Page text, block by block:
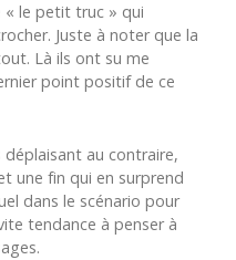
« le petit truc » qui
Juste à noter que la
Là ils ont su me
point positif de ce
au contraire,
une fin qui en surprend
dans le scénario pour
tendance à penser à